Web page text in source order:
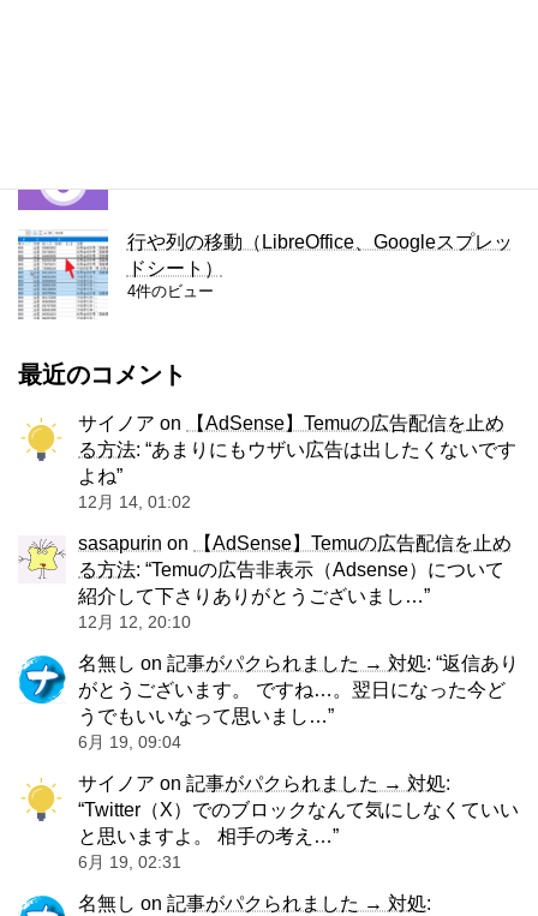
行や列の移動（LibreOffice、Googleスプレッ
ドシート）
4件のビュー
最近のコメント
サイノア on
【AdSense】Temuの広告配信を止め
る方法: “あまりにもウザい広告は出したくないです
よね”
12月 14, 01:02
sasapurin on
【AdSense】Temuの広告配信を止め
る方法: “Temuの広告非表示（Adsense）について
紹介して下さりありがとうございまし…”
12月 12, 20:10
名無し on 記事がパクられました → 対処: “返信あり
がとうございます。 ですね…。翌日になった今ど
うでもいいなって思いまし…”
6月 19, 09:04
サイノア on 記事がパクられました → 対処:
“Twitter（X）でのブロックなんて気にしなくていい
と思いますよ。 相手の考え…”
6月 19, 02:31
名無し on 記事がパクられました → 対処: